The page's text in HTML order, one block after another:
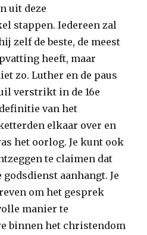
uit deze
stappen. Iedereen zal
zelf de beste, de meest
heeft, maar
zo. Luther en de paus
verstrikt in de 16e
van het
elkaar over en
het oorlog. Je kunt ook
te claimen dat
aanhangt. Je
om het gesprek
manier te
binnen het christendom